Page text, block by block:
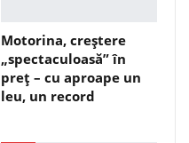
Motorina, creștere
„spectaculoasă” în
preț – cu aproape un
leu, un record